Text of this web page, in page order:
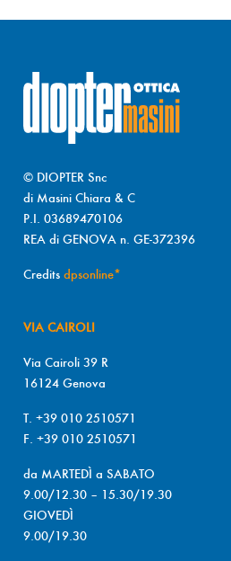
© DIOPTER Snc
di Masini Chiara & C
P.I. 03689470106
REA di GENOVA n. GE-372396
Credits dpsonline*
VIA CAIROLI
Via Cairoli 39 R
16124 Genova
T. +39 010 2510571
F. +39 010 2510571
da MARTEDÌ a SABATO
9.00/12.30 – 15.30/19.30
GIOVEDÌ
9.00/19.30